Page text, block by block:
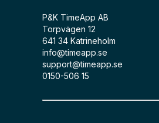
P&K TimeApp AB
Torpvägen 12
641 34 Katrineholm
info@timeapp.se
support@timeapp.se
0150-506 15